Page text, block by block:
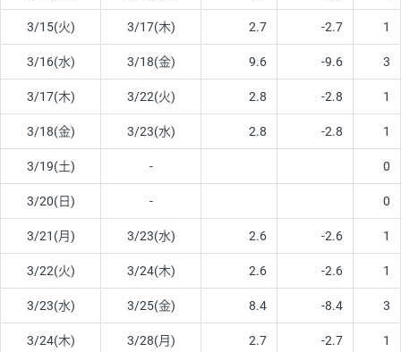
3/15(火) 3/17(木) 2.7 -2.7 1
3/16(水) 3/18(金) 9.6 -9.6 3
3/17(木) 3/22(火) 2.8 -2.8 1
3/18(金) 3/23(水) 2.8 -2.8 1
3/19(土) - 0
3/20(日) - 0
3/21(月) 3/23(水) 2.6 -2.6 1
3/22(火) 3/24(木) 2.6 -2.6 1
3/23(水) 3/25(金) 8.4 -8.4 3
3/24(木) 3/28(月) 2.7 -2.7 1